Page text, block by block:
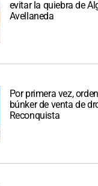
evitar la quiebra de
Avellaneda
Por primera vez,
búnker de venta de
Reconquista